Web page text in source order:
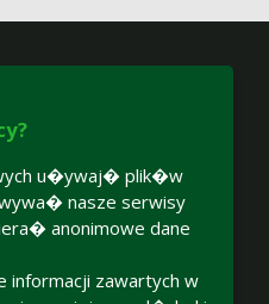
u�ywaj� plik�w
nasze serwisy
anonimowe dane
informacji zawartych w